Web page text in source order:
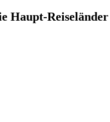
Haupt-